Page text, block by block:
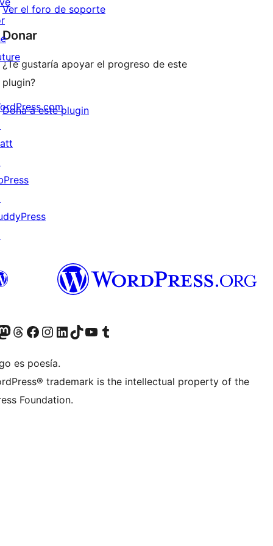
Ver el foro de soporte
Donar
¿Te gustaría apoyar el progreso de este
plugin?
Dona a este plugin
accountaccount
our Mastodon account
Visit our Threads account
Visita nuestra página de Facebook
Visita nuestra cuenta de Instagram
Visita nuestra cuenta de LinkedIn
Visit our TikTok account
Visita nuestro canal de YouTube
Visit our Tumblr account
es poesía.
trademark is the intellectual property of the
Foundation.